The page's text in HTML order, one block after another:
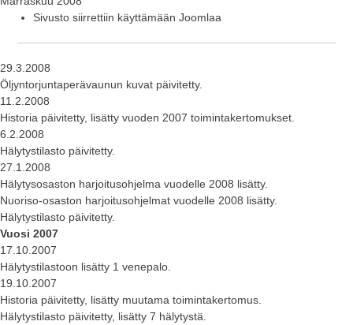
Sivusto siirrettiin käyttämään Joomlaa
29.3.2008
Öljyntorjuntaperävaunun kuvat päivitetty.
11.2.2008
Historia päivitetty, lisätty vuoden 2007 toimintakertomukset.
6.2.2008
Hälytystilasto päivitetty.
27.1.2008
Hälytysosaston harjoitusohjelma vuodelle 2008 lisätty.
Nuoriso-osaston harjoitusohjelmat vuodelle 2008 lisätty.
Hälytystilasto päivitetty.
Vuosi 2007
17.10.2007
Hälytystilastoon lisätty 1 venepalo.
19.10.2007
Historia päivitetty, lisätty muutama toimintakertomus.
Hälytystilasto päivitetty, lisätty 7 hälytystä.